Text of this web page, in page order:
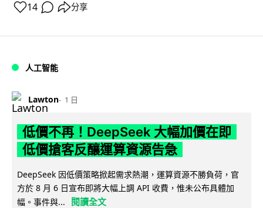
14 分享
人工智能
Lawton 1 日
低價不再！DeepSeek 大幅加價在即
低價搶客反釀運算資源告急
DeepSeek 因低價策略掀起需求熱潮，運算資源不勝負荷，官
方於 8 月 6 日宣布即將大幅上調 API 收費，惟未公布具體加
幅。事件與...
閱讀全文